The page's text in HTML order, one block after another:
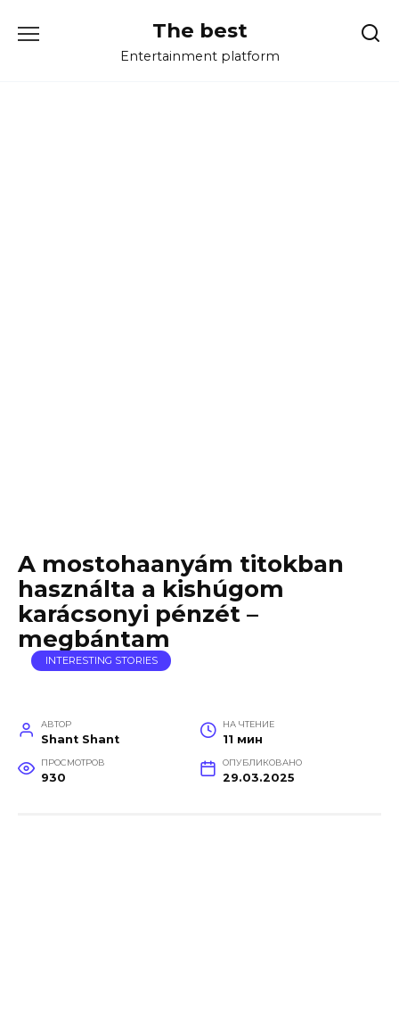
The best
Entertainment platform
A mostohaanyám titokban
használta a kishúgom
karácsonyi pénzét –
megbántam
INTERESTING STORIES
АВТОР
Shant Shant
НА ЧТЕНИЕ
11 мин
ПРОСМОТРОВ
930
ОПУБЛИКОВАНО
29.03.2025